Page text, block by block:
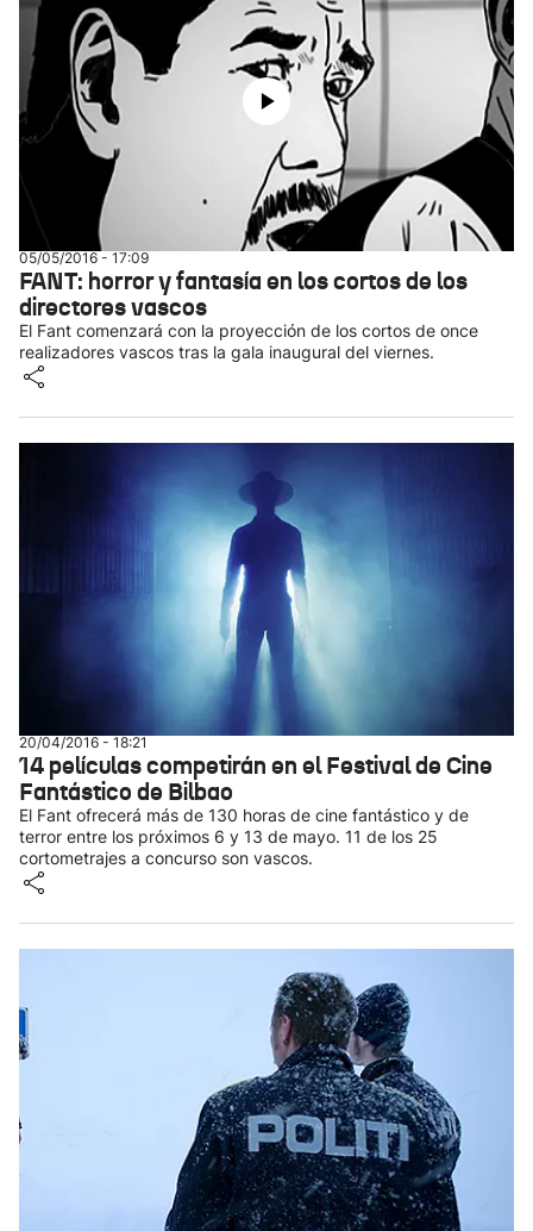
05/05/2016 - 17:09
FANT: horror y fantasía en los cortos de los
directores vascos
El Fant comenzará con la proyección de los cortos de once
realizadores vascos tras la gala inaugural del viernes.
20/04/2016 - 18:21
14 películas competirán en el Festival de Cine
Fantástico de Bilbao
El Fant ofrecerá más de 130 horas de cine fantástico y de
terror entre los próximos 6 y 13 de mayo. 11 de los 25
cortometrajes a concurso son vascos.